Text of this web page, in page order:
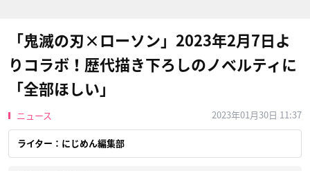
「鬼滅の刃×ローソン」2023年2月7日よ
りコラボ！歴代描き下ろしのノベルティに
「全部ほしい」
ニュース 2023年01月30日 11:37
ライター：にじめん編集部